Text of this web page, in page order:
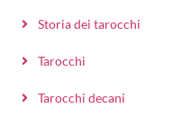
Storia dei tarocchi
Tarocchi
Tarocchi decani